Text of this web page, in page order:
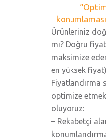
Ürünleriniz
mı? Doğru fiyat
maksimize
en yüksek
Fiyatlandırma
optimize etmek
oluyoruz:
– Rekabetçi